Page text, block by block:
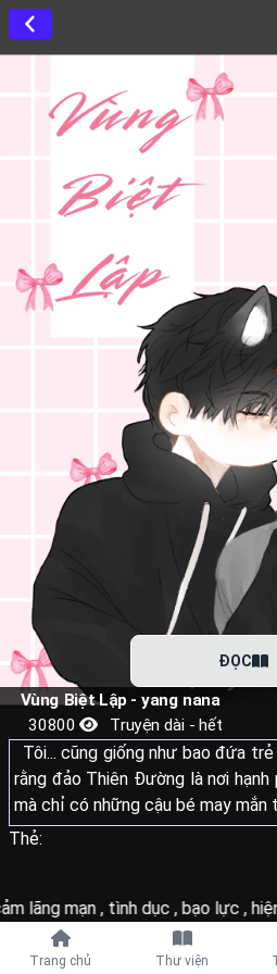
Tiếp tục với
ĐỌC
Vùng Biệt Lập - yang nana
30800 Truyện dài - hết
Tôi... cũng giống như bao đứa
rằng đảo Thiên Đường là nơi
mà chỉ có những cậu bé may
Tôi đã luôn nghĩ như vậy... cho
khỏi đảo chết gục dưới tầng hầm.
Hắn ta là một kẻ dị hợm sau lớp
Thẻ:
lãng mạn tình dục bạo lực
Trang chủ Thư viện